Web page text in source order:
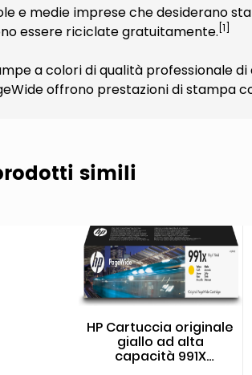
e medie imprese che desiderano
essere riciclate gratuitamente. [1]
a colori di qualità professionale
offrono prestazioni di stampa
simili
HP Cartuccia originale
giallo ad alta
capacità 991X